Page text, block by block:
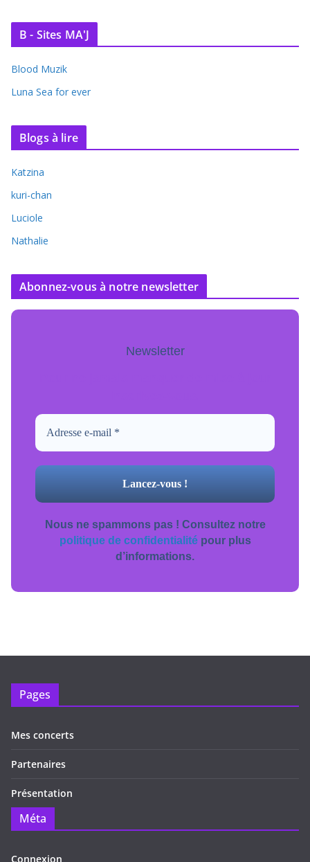
B - Sites MA'J
Blood Muzik
Luna Sea for ever
Blogs à lire
Katzina
kuri-chan
Luciole
Nathalie
Abonnez-vous à notre newsletter
Newsletter
Nous ne spammons pas ! Consultez notre
politique de confidentialitépour plus
d’informations.
Pages
Mes concerts
Partenaires
Présentation
Méta
Connexion